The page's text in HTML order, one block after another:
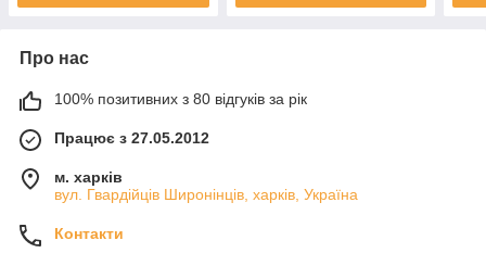
Про нас
100% позитивних з 80 відгуків за рік
Працює з 27.05.2012
м. харків
вул. Гвардійців Широнінців, харків, Україна
Контакти